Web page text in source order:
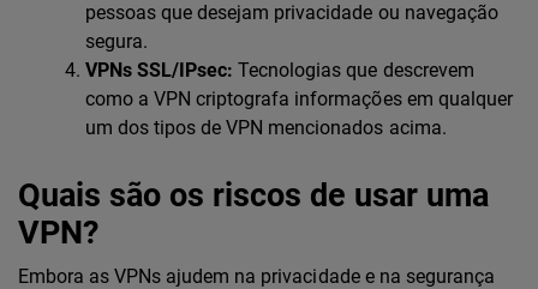
pessoas que desejam privacidade ou navegação
segura.
VPNs SSL/IPsec: Tecnologias que descrevem
como a VPN criptografa informações em qualquer
um dos tipos de VPN mencionados acima.
Quais são os riscos de usar uma
VPN?
Embora as VPNs ajudem na privacidade e na segurança